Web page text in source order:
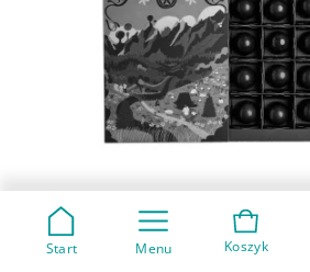
Start Menu Koszyk